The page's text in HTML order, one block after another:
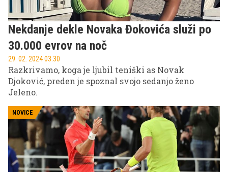
Nekdanje dekle Novaka Đokovića služi po
30.000 evrov na noč
29. 02. 2024 03.30
Razkrivamo, koga je ljubil teniški as Novak
Djoković, preden je spoznal svojo sedanjo ženo
Jeleno.
NOVICE